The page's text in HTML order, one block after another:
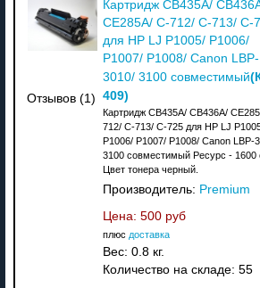
Отзывов (1)
Картридж CB435A/
CE285A/ C-712/ C-713/ C-
для HP LJ P1005/ P1006/
P1007/ P1008/ Canon LBP-
3010/ 3100 совместимый
409)
Картридж CB435A/ CB436A/
712/ C-713/ C-725 для HP LJ
P1006/ P1007/ P1008/ Canon LBP-
3100 совместимый Ресурс - 1600
Цвет тонера черный.
Производитель: Premium
Цена: 500 руб
плюс доставка
Вес: 0.8 кг.
Количество на складе: 55